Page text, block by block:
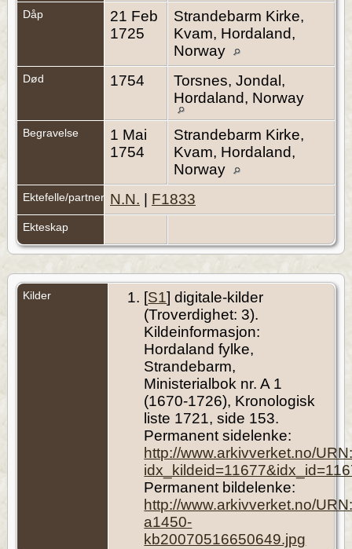
Dåp
21 Feb
1725
Strandebarm Kirke,
Kvam, Hordaland,
Norway
Død 1754
Torsnes, Jondal,
Hordaland, Norway
Begravelse
1 Mai
1754
Strandebarm Kirke,
Kvam, Hordaland,
Norway
Ektefelle/partner N.N. F1833
Ekteskap
Kilder [S1] digitale-kilder
(Troverdighet: 3).
Kildeinformasjon:
Hordaland fylke,
Strandebarm,
Ministerialbok nr. A 1
(1670-1726), Kronologisk
liste 1721, side 153.
Permanent sidelenke:
http://www.arkivverket.no/
Permanent bildelenke:
http://www.arkivverket.no/
a1450-
kb20070516650649.jpg